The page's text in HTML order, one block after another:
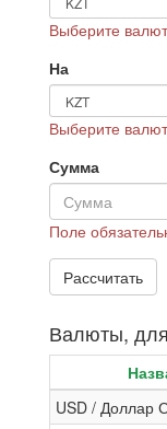
Выберите
На
Выберите
Сумма
Поле
Валюты,
USD / Доллар